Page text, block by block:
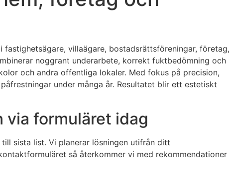
villaägare, bostadsrättsföreningar, företag,
noggrant underarbete, korrekt fuktbedömning och
och andra offentliga lokaler. Med fokus på precision,
under många år. Resultatet blir ett estetiskt
via formuläret idag
sista list. Vi planerar lösningen utifrån ditt
så återkommer vi med rekommendationer